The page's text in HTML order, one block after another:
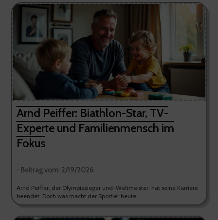
Arnd Peiffer: Biathlon-Star, TV-
Experte und Familienmensch im
Fokus
⋅ Beitrag vom: 2/19/2026
Arnd Peiffer, der Olympiasieger und-Weltmeister, hat seine Karriere
beendet. Doch was macht der Sportler heute...